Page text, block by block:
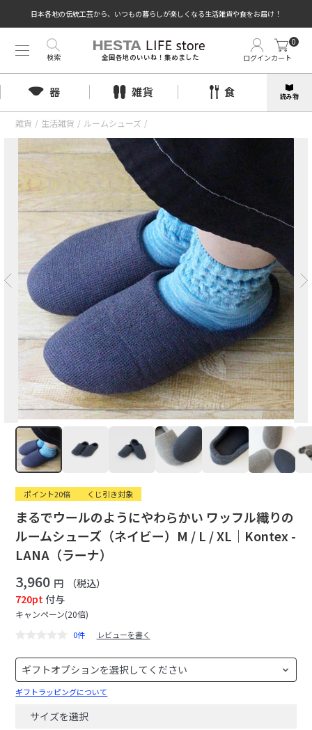
日本各地の伝統工芸から、いつもの暮らしが楽しくなる生活雑貨や食をお届け！
全国各地のいいね！集めました ログインカート
0
検索
器 雑貨 食 読み物
雑貨 / 生活雑貨 / ルームシューズ /
ポイント20倍 くじ引き対象
まるでウールのようにやわらかい ワッフル織りの
ルームシューズ（ネイビー）M / L / XL｜Kontex -
LANA（ラーナ）
3,960 円
（税込）
720pt 付与
キャンペーン(20倍)
0件 レビューを書く
ギフトラッピングについて
サイズを選択